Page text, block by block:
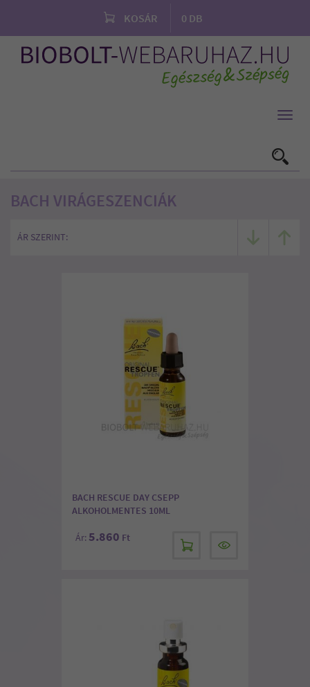
KOSÁR 0 DB
BACH VIRÁGESZENCIÁK
ÁR SZERINT:
BACH RESCUE DAY CSEPP
ALKOHOLMENTES 10ML
Ár: 5.860 Ft